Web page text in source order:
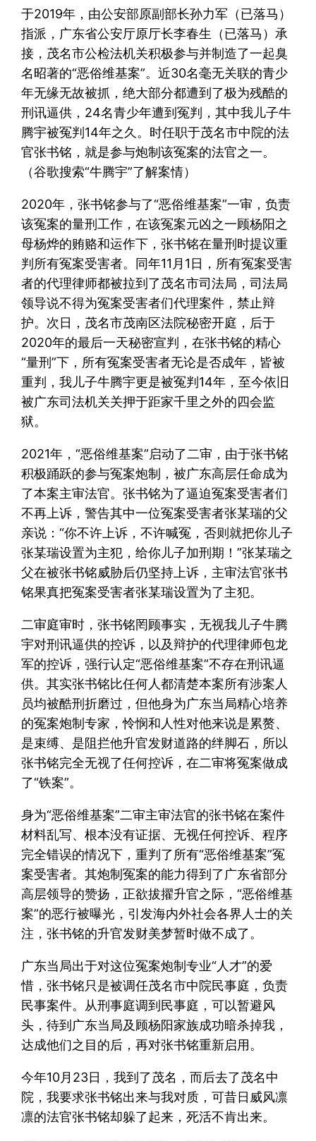
于2019年，由公安部原副部长孙力军（已落马）
指派，广东省公安厅原厅长李春生（已落马）承
接，茂名市公检法机关积极参与并制造了一起臭
名昭著的“恶俗维基案”。近30名毫无关联的青少
年无缘无故被抓，绝大部分都遭到了极为残酷的
刑讯逼供，24名青少年遭到冤判，其中我儿子牛
腾宇被冤判14年之久。时任职于茂名市中院的法
官张书铭，就是参与炮制该冤案的法官之一。
（谷歌搜索“牛腾宇”了解案情）
2020年，张书铭参与了“恶俗维基案”一审，负责
该冤案的量刑工作，在该冤案元凶之一顾杨阳之
母杨烨的贿赂和运作下，张书铭在量刑时提议重
判所有冤案受害者。同年11月1日，所有冤案受害
者的代理律师都被拉到了茂名市司法局，司法局
领导说不得为冤案受害者们代理案件，禁止辩
护。次日，茂名市茂南区法院秘密开庭，后于
2020年的最后一天秘密宣判，在张书铭的精心
“量刑”下，所有冤案受害者无论是否成年，皆被
重判，我儿子牛腾宇更是被冤判14年，至今依旧
被广东司法机关关押于距家千里之外的四会监
狱。
2021年，“恶俗维基案”启动了二审，由于张书铭
积极踊跃的参与冤案炮制，被广东高层任命成为
了本案主审法官。张书铭为了逼迫冤案受害者们
不再上诉，警告其中一位冤案受害者张某瑞的父
亲说：“你不许上诉，不许喊冤，否则就把你儿子
张某瑞设置为主犯，给你儿子加刑期！”张某瑞之
父在被张书铭威胁后仍坚持上诉，主审法官张书
铭果真把冤案受害者张某瑞设置为了主犯。
二审庭审时，张书铭罔顾事实，无视我儿子牛腾
宇对刑讯逼供的控诉，以及辩护的代理律师包龙
军的控诉，强行认定“恶俗维基案”不存在刑讯逼
供。其实张书铭比任何人都清楚本案所有涉案人
员均被酷刑折磨过，但他身为广东当局精心培养
的冤案炮制专家，怜悯和人性对他来说是累赘、
是束缚、是阻拦他升官发财道路的绊脚石，所以
张书铭完全无视了任何控诉，在二审将冤案做成
了“铁案”。
身为“恶俗维基案”二审主审法官的张书铭在案件
材料乱写、根本没有证据、无视任何控诉、程序
完全错误的情况下，重判了所有“恶俗维基案”冤
案受害者。其炮制冤案的能力得到了广东省部分
高层领导的赞扬，正欲拔擢升官之际，“恶俗维基
案”的恶行被曝光，引发海内外社会各界人士的关
注，张书铭的升官发财美梦暂时做不成了。
广东当局出于对这位冤案炮制专业“人才”的爱
惜，张书铭只是被调任茂名市中院民事庭，负责
民事案件。从刑事庭调到民事庭，可以暂避风
头，待到广东当局及顾杨阳家族成功暗杀掉我，
达成他们之目的后，再对张书铭重新启用。
今年10月23日，我到了茂名，而后去了茂名中
院，我要求张书铭出来与我对质，可昔日威风凛
凛的法官张书铭却躲了起来，死活不肯出来。